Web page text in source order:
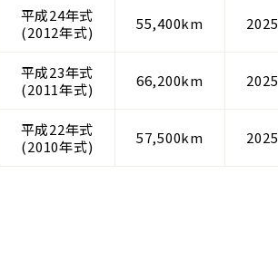
平成24年式
(2012年式)
55,400km
平成23年式
(2011年式)
66,200km
平成22年式
(2010年式)
57,500km